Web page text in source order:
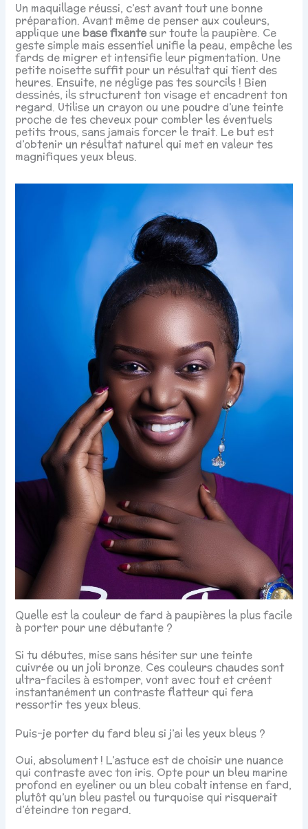
Un maquillage réussi, c’est avant tout une bonne
préparation. Avant même de penser aux couleurs,
applique une base fixantesur toute la paupière. Ce
geste simple mais essentiel unifie la peau, empêche les
fards de migrer et intensifie leur pigmentation. Une
petite noisette suffit pour un résultat qui tient des
heures. Ensuite, ne néglige pas tes sourcils ! Bien
dessinés, ils structurent ton visage et encadrent ton
regard. Utilise un crayon ou une poudre d’une teinte
proche de tes cheveux pour combler les éventuels
petits trous, sans jamais forcer le trait. Le but est
d’obtenir un résultat naturel qui met en valeur tes
magnifiques yeux bleus.
Quelle est la couleur de fard à paupières la plus facile
à porter pour une débutante ?
Si tu débutes, mise sans hésiter sur une teinte
cuivrée ou un joli bronze. Ces couleurs chaudes sont
ultra-faciles à estomper, vont avec tout et créent
instantanément un contraste flatteur qui fera
ressortir tes yeux bleus.
Puis-je porter du fard bleu si j’ai les yeux bleus ?
Oui, absolument ! L’astuce est de choisir une nuance
qui contraste avec ton iris. Opte pour un bleu marine
profond en eyeliner ou un bleu cobalt intense en fard,
plutôt qu’un bleu pastel ou turquoise qui risquerait
d’éteindre ton regard.